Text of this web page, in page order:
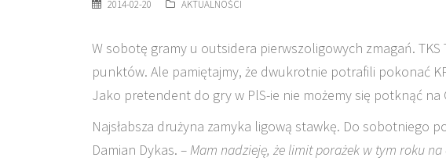
2014-02-20 AKTUALNOŚCI
W sobotę gramy u outsidera pierwszoligowych zmagań. TKS
punktów. Ale pamiętajmy, że dwukrotnie potrafili pokonać
Jako pretendent do gry w PlS-ie nie możemy się potknąć na
Najsłabsza drużyna zamyka ligową stawkę. Do
Damian Dykas. – Mam nadzieję, że limit porażek w tym roku